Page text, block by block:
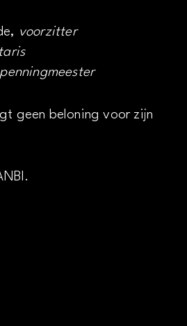
voorzitter
penningmeester
geen beloning voor zijn